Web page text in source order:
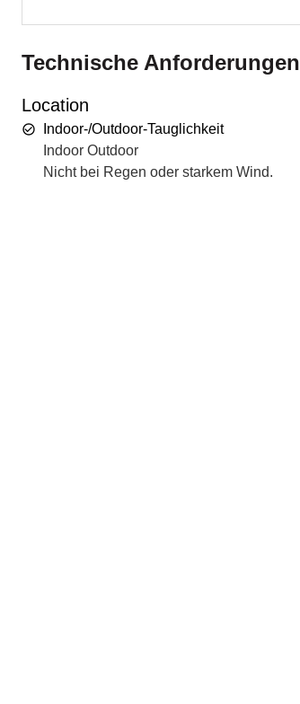
Technische Anforderungen
Location
Indoor-/Outdoor-Tauglichkeit
Indoor Outdoor
Nicht bei Regen oder starkem Wind.